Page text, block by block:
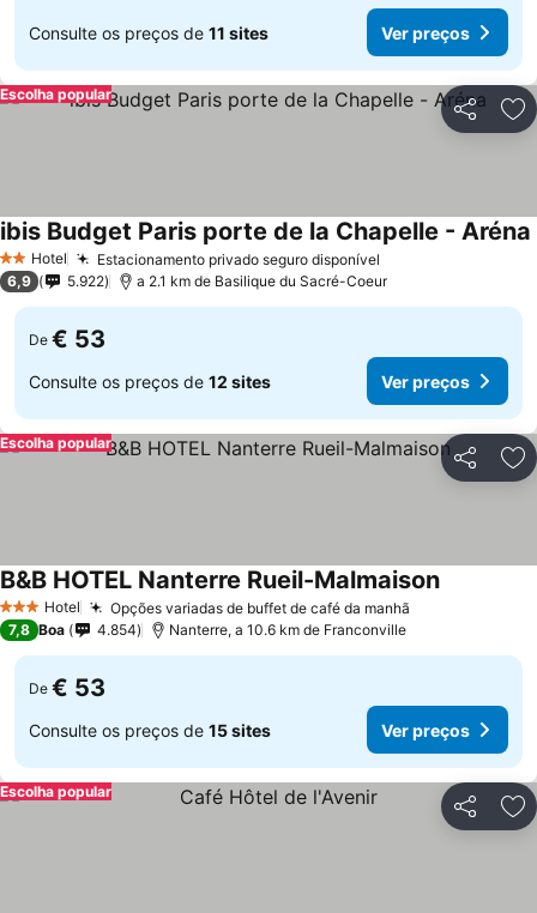
Consulte os preços de 11 sites Ver preços
Partilhar
Escolha popular
2 Estrelas
Hotel Estacionamento privado seguro disponível
ibis Budget Paris porte de la Chapelle - Aréna
6,9 5.922 a 2.1 km de Basilique du Sacré-Coeur
De € 53
Consulte os preços de 12 sites Ver preços
Partilhar
Escolha popular
3 EstrelasHotel Opções variadas de buffet de café da manhã
B&B HOTEL Nanterre Rueil-MalmaisonVer preços
7,8 Boa 4.854 Nanterre, a 10.6 km de Franconville
De € 53
Consulte os preços de 15 sites Ver preços
Partilhar
Escolha popular